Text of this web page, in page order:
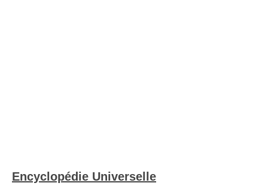
Encyclopédie Universelle